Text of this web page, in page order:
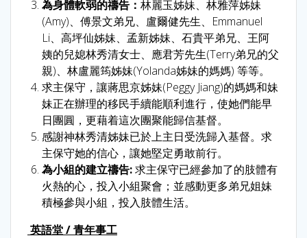
為身體軟弱的禱告： 林麗玉姊妹、林雅萍姊妹
(Amy)、傅景文弟兄、盧爾健先生、Emmanuel
Li、高坪仙姊妹、孟新姊妹、石貴平弟兄、王阿
姨的兒媳林秀清女士、應君芳先生(Terry弟兄的父
親)、林盧麗筠姊妹(Yolanda姊妹的媽媽) 等等。
求主保守，讓蔣思京姊妹(Peggy Jiang)的媽媽和妹
妹正在辦理的移民手續能順利進行，使她們能早
日團圓，更藉着這次團聚能歸信基督。
感謝神林秀清姊妹已於上主日受洗歸入基督。求
主保守她的信心，讓她堅定勇敢前行。
為小組的建立禱告:求主保守已經參加了的肢體有
火熱的心，投入小組聚會；並感動更多弟兄姐妹
積極參與小組，投入肢體生活。
英語堂/青年事工